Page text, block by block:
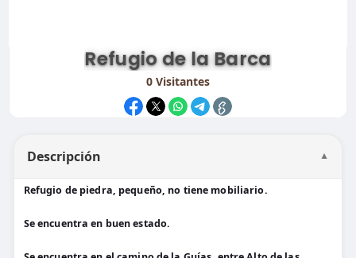
Refugio de la Barca
0Visitantes
Descripción ▼
Refugio de piedra, pequeño, no tiene mobiliario.
Se encuentra en buen estado.